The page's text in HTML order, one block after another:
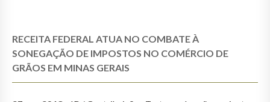
RECEITA FEDERAL ATUA NO COMBATE À
SONEGAÇÃO DE IMPOSTOS NO COMÉRCIO DE
GRÃOS EM MINAS GERAIS